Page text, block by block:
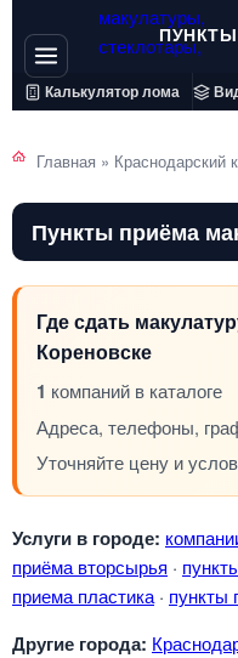
Калькулятор лома
Главная » Краснодарский
Пункты приёма
Где сдать
Кореновске
1 компаний в каталоге
Адреса, телефоны,
Уточняйте цену и
Услуги в городе:
приёма вторсырья ·
приема пластика · пункты
Другие города: